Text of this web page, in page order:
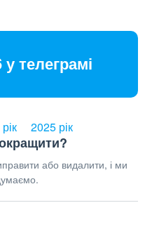
телеграмі
2025 рік
або видалити, і ми